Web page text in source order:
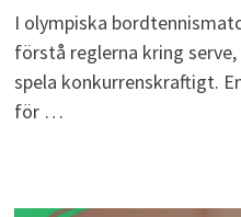
I olympiska
förstå reglerna kring
spela konkurrenskraftigt.
för …